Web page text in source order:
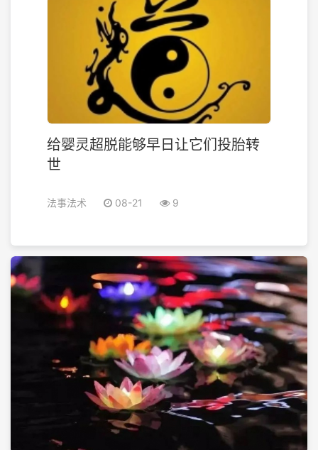
给婴灵超脱能够早日让它们投胎转
世
法事法术 08-21 9